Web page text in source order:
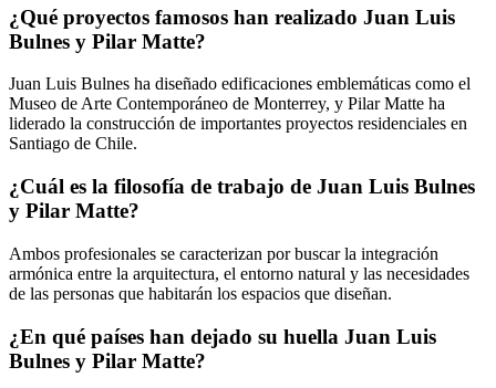
¿Qué proyectos famosos han realizado Juan Luis
Bulnes y Pilar Matte?
Juan Luis Bulnes ha diseñado edificaciones emblemáticas como el
Museo de Arte Contemporáneo de Monterrey, y Pilar Matte ha
liderado la construcción de importantes proyectos residenciales en
Santiago de Chile.
¿Cuál es la filosofía de trabajo de Juan Luis Bulnes
y Pilar Matte?
Ambos profesionales se caracterizan por buscar la integración
armónica entre la arquitectura, el entorno natural y las necesidades
de las personas que habitarán los espacios que diseñan.
¿En qué países han dejado su huella Juan Luis
Bulnes y Pilar Matte?